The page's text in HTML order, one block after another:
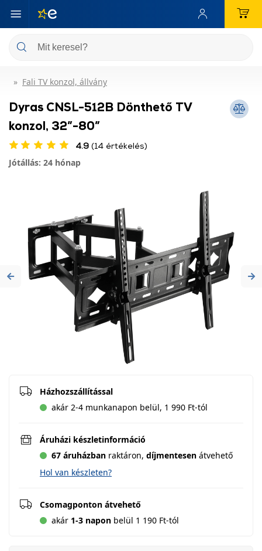
Fali TV konzol, állvány
Dyras CNSL-512B Dönthető TV
konzol, 32”-80”
4.9 (14 értékelés)
Jótállás: 24 hónap
Previous
Házhozszállítással
akár 2-4 munkanapon belül, 1 990 Ft-tól
Áruházi készletinformáció
67 áruházban raktáron, díjmentesen átvehető
Hol van készleten?
Csomagponton átvehető
akár 1-3 napon belül 1 190 Ft-tól